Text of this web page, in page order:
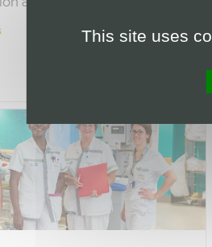
This site uses